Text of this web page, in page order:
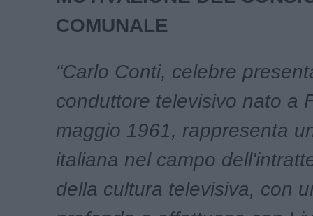
COMUNALE
“Carlo Conti, celebre
conduttore televisivo nato a
maggio 1961, rappresenta
italiana nel campo
della cultura televisiva, con